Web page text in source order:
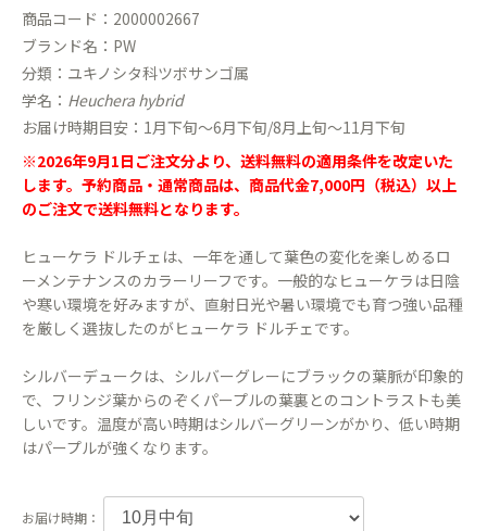
商品コード：2000002667
ブランド名：PW
分類：ユキノシタ科ツボサンゴ属
学名： Heuchera hybrid
お届け時期目安：1月下旬〜6月下旬/8月上旬〜11月下旬
※2026年9月1日ご注文分より、送料無料の適用条件を改定いた
します。予約商品・通常商品は、商品代金7,000円（税込）以上
のご注文で送料無料となります。
ヒューケラ ドルチェは、一年を通して葉色の変化を楽しめるロ
ーメンテナンスのカラーリーフです。一般的なヒューケラは日陰
や寒い環境を好みますが、直射日光や暑い環境でも育つ強い品種
を厳しく選抜したのがヒューケラ ドルチェです。
シルバーデュークは、シルバーグレーにブラックの葉脈が印象的
で、フリンジ葉からのぞくパープルの葉裏とのコントラストも美
しいです。温度が高い時期はシルバーグリーンがかり、低い時期
はパープルが強くなります。
お届け時期：